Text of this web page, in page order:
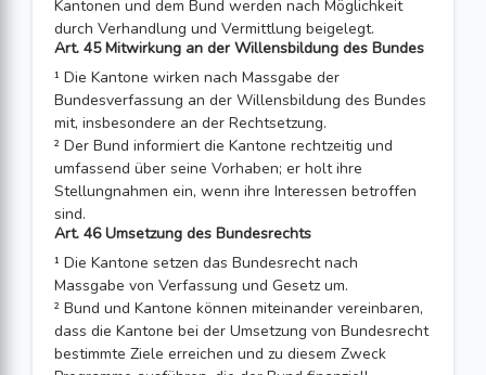
Kantonen und dem Bund werden nach Möglichkeit
durch Verhandlung und Vermittlung beigelegt.
Art. 45 Mitwirkung an der Willensbildung des Bundes
¹ Die Kantone wirken nach Massgabe der
Bundesverfassung an der Willensbildung des Bundes
mit, insbesondere an der Rechtsetzung.
² Der Bund informiert die Kantone rechtzeitig und
umfassend über seine Vorhaben; er holt ihre
Stellungnahmen ein, wenn ihre Interessen betroffen
sind.
Art. 46 Umsetzung des Bundesrechts
¹ Die Kantone setzen das Bundesrecht nach
Massgabe von Verfassung und Gesetz um.
² Bund und Kantone können miteinander vereinbaren,
dass die Kantone bei der Umsetzung von Bundesrecht
bestimmte Ziele erreichen und zu diesem Zweck